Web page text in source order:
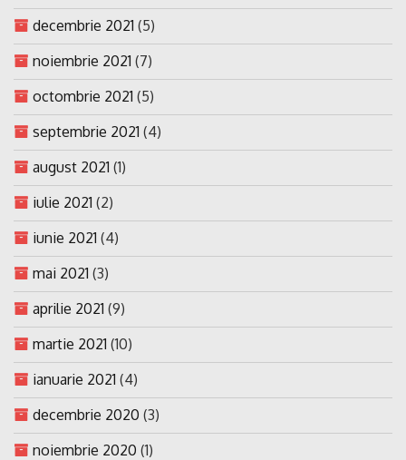
decembrie 2021 (5)
noiembrie 2021 (7)
octombrie 2021 (5)
septembrie 2021 (4)
august 2021 (1)
iulie 2021 (2)
iunie 2021 (4)
mai 2021 (3)
aprilie 2021 (9)
martie 2021 (10)
ianuarie 2021 (4)
decembrie 2020 (3)
noiembrie 2020 (1)